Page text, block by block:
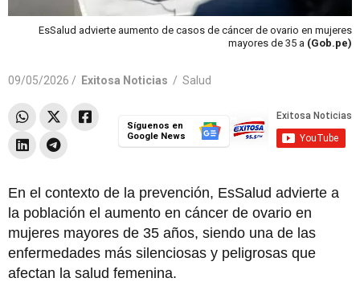
EsSalud advierte aumento de casos de cáncer de ovario en mujeres
mayores de 35 a (Gob.pe)
09/05/2026 / Exitosa Noticias / Salud
Síguenos en
Google News
En el contexto de la prevención, EsSalud advierte a
la población el aumento en cáncer de ovario en
mujeres mayores de 35 años, siendo una de las
enfermedades más silenciosas y peligrosas que
afectan la salud femenina.